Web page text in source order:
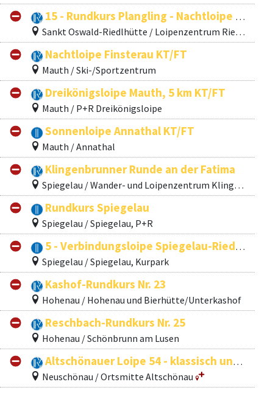
15 - Rundkurs Plangling - Nachtloipe Riedlhütte
Sankt Oswald-Riedlhütte / Loipenzentrum Riedlhütte
Nachtloipe Finsterau KT/FT
Mauth / Ski-/Sportzentrum
Dreikönigsloipe Mauth, 5 km KT/FT
Mauth / P+R Dreikönigsloipe
Sonnenloipe Annathal KT/FT
Mauth / Annathal
Klingenbrunner Runde an der Fatima
Spiegelau / Wander- und Loipenzentrum Klingenbrunn
Rundkurs Spiegelau
Spiegelau / Spiegelau, P+R
5 - Verbindungsloipe Spiegelau-Riedlhütte = Teilstück Bayerwaldloipe
Spiegelau / Spiegelau, Kurpark
Kashof-Rundkurs Nr. 23
Hohenau / Hohenau und Bierhütte/Unterkashof
Reschbach-Rundkurs Nr. 25
Hohenau / Schönbrunn am Lusen
Altschönauer Loipe 54 - klassisch und Skating
Neuschönau / Ortsmitte Altschönau